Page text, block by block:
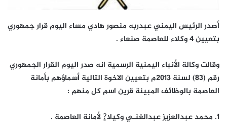
أصدر الرئيس اليمني عبدربه منصور هادي مساء اليوم قرار جمهوري
بتعيين 4 وكلاء للعاصمة صنعاء .
وقالت وكالة الأنباء اليمنية الرسمية انه صدر اليوم القرار الجمهوري
رقم (83) لسنة 2013م بتعيين الاخوة التالية أسماؤهم بأمانة
العاصمة بالوظائف المبينة قرين اسم كل منهم :
1. محمد عبدالعزيز عبدالغنـي وكيلا?ٍ لأمانة العاصمة .